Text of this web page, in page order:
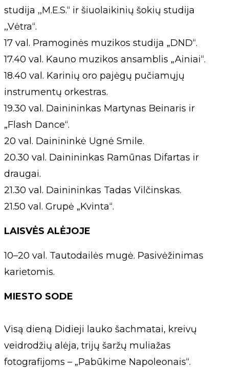
studija ,,M.E.S.“ ir šiuolaikinių šokių studija
,,Vėtra“.
17 val. Pramoginės muzikos studija „DND“.
17.40 val. Kauno muzikos ansamblis „Ainiai“.
18.40 val. Karinių oro pajėgų pučiamųjų
instrumentų orkestras.
19.30 val. Dainininkas Martynas Beinaris ir
„Flash Dance“.
20 val. Dainininkė Ugnė Smile.
20.30 val. Dainininkas Ramūnas Difartas ir
draugai.
21.30 val. Dainininkas Tadas Vilčinskas.
21.50 val. Grupė „Kvinta“.
LAISVĖS ALĖJOJE
10–20 val. Tautodailės mugė. Pasivėžinimas
karietomis.
MIESTO SODE
Visą dieną Didieji lauko šachmatai, kreivų
veidrodžių alėja, trijų šaržų muliažas
fotografijoms – „Pabūkime Napoleonais“.